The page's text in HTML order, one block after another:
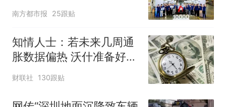
增130%
南方都市报 25跟贴
知情人士：若未来几周通
胀数据偏热 沃什准备好加
息
财联社 130跟贴